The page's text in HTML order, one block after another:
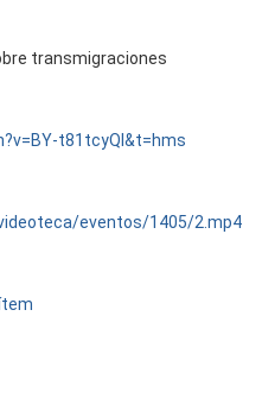
transmigraciones
t81tcyQI&t=hms
eventos/1405/2.mp4